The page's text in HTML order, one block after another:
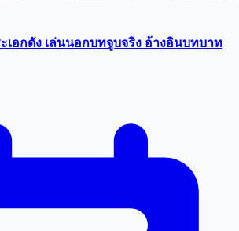
อกดัง เล่นนอกบทจูบจริง อ้างอินบทบาท